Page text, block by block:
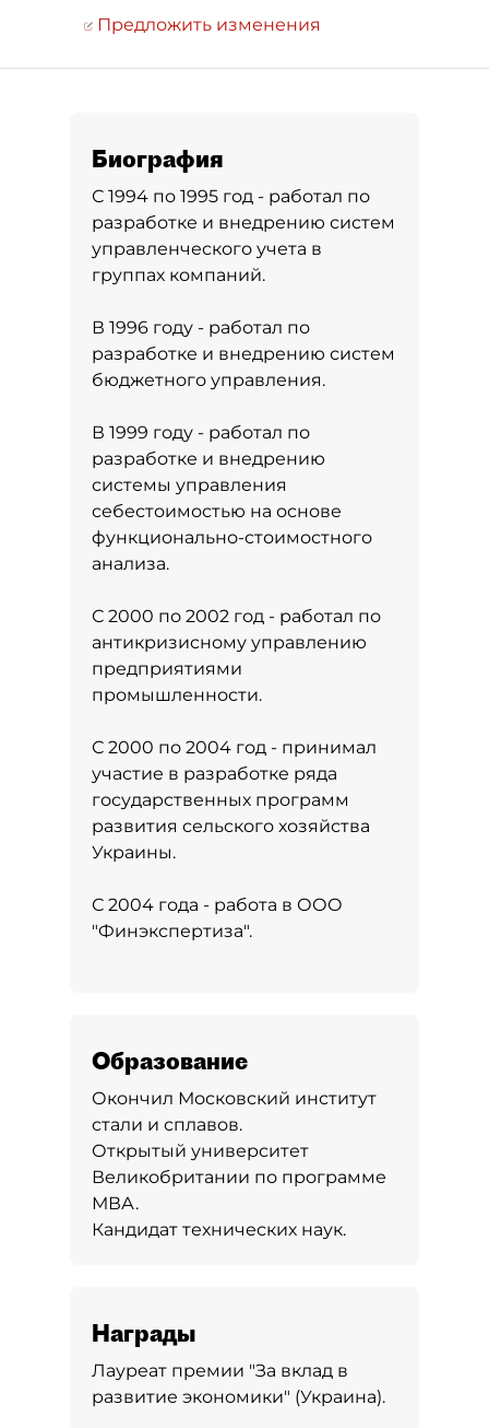
Предложить изменения
Биография
С 1994 по 1995 год - работал по
разработке и внедрению систем
управленческого учета в
группах компаний.
В 1996 году - работал по
разработке и внедрению систем
бюджетного управления.
В 1999 году - работал по
разработке и внедрению
системы управления
себестоимостью на основе
функционально-стоимостного
анализа.
С 2000 по 2002 год - работал по
антикризисному управлению
предприятиями
промышленности.
С 2000 по 2004 год - принимал
участие в разработке ряда
государственных программ
развития сельского хозяйства
Украины.
С 2004 года - работа в ООО
"Финэкспертиза".
Образование
Окончил Московский институт
стали и сплавов.
Открытый университет
Великобритании по программе
МВА.
Кандидат технических наук.
Награды
Лауреат премии "За вклад в
развитие экономики" (Украина).